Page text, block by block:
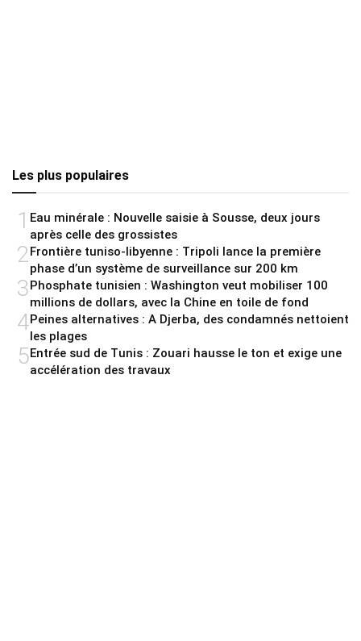
Les plus populaires
1 Eau minérale : Nouvelle saisie à Sousse, deux jours
après celle des grossistes
2Frontière tuniso-libyenne : Tripoli lance la première
phase d’un système de surveillance sur 200 km
3Phosphate tunisien : Washington veut mobiliser 100
millions de dollars, avec la Chine en toile de fond
4Peines alternatives : A Djerba, des condamnés nettoient
les plages
5Entrée sud de Tunis : Zouari hausse le ton et exige une
accélération des travaux